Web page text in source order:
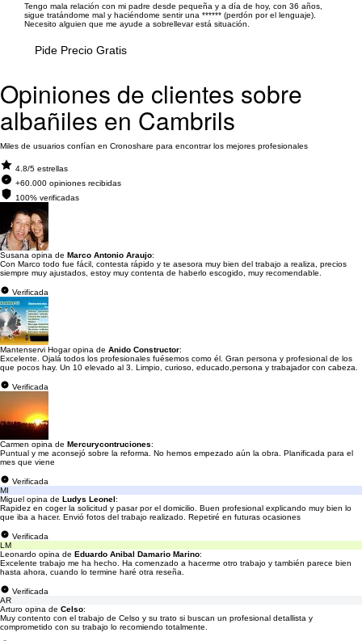
Tengo mala relación con mi padre desde pequeña y a día de hoy, con 36 años,
sigue tratándome mal y haciéndome sentir una ****** (perdón por el lenguaje).
Necesito alguien que me ayude a sobrellevar está situación.
Pide Precio Gratis
Opiniones de clientes sobre
albañiles en Cambrils
Miles de usuarios confían en Cronoshare para encontrar los mejores profesionales
4.8/5 estrellas
+60.000 opiniones recibidas
100% verificadas
Susana opina de Marco Antonio Araujo:
Con Marco todo fue fácil, contesta rápido y te asesora muy bien del trabajo a realiza, precios
siempre muy ajustados, estoy muy contenta de haberlo escogido, muy recomendable.
Verificada
Mantenservi Hogar opina de Anido Constructor:
Excelente. Ojalá todos los profesionales fuésemos como él. Gran persona y profesional de los
que pocos hay. Un 10 elevado al 3. Limpio, curioso, educado,persona y trabajador con cabeza.
Verificada
Carmen opina de Mercurycontruciones:
Puntual y me aconsejó sobre la reforma. No hemos empezado aún la obra. Planificada para el
mes que viene
Verificada
MI
Miguel opina de Ludys Leonel:
Rapidez en coger la solicitud y pasar por el domicilio. Buen profesional explicando muy bien lo
que iba a hacer. Envió fotos del trabajo realizado. Repetiré en futuras ocasiones
Verificada
LM
Leonardo opina de Eduardo Anibal Damario Marino:
Excelente trabajo me ha hecho. Ha comenzado a hacerme otro trabajo y también parece bien
hasta ahora, cuando lo termine haré otra reseña.
Verificada
AR
Arturo opina de Celso:
Muy contento con el trabajo de Celso y su trato si buscan un profesional detallista y
comprometido con su trabajo lo recomiendo totalmente.